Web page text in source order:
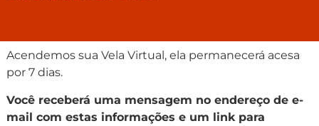
Acendemos sua Vela Virtual, ela permanecerá acesa
por 7 dias.
Você receberá uma mensagem no endereço de e-
mail com estas informações e um link para